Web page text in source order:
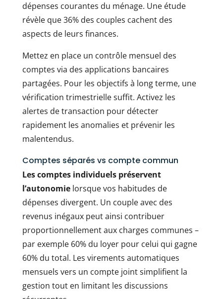
dépenses courantes du ménage. Une étude
révèle que 36% des couples cachent des
aspects de leurs finances.
Mettez en place un contrôle mensuel des
comptes via des applications bancaires
partagées. Pour les objectifs à long terme, une
vérification trimestrielle suffit. Activez les
alertes de transaction pour détecter
rapidement les anomalies et prévenir les
malentendus.
Comptes séparés vs compte commun
Les comptes individuels préservent
l’autonomielorsque vos habitudes de
dépenses divergent. Un couple avec des
revenus inégaux peut ainsi contribuer
proportionnellement aux charges communes –
par exemple 60% du loyer pour celui qui gagne
60% du total. Les virements automatiques
mensuels vers un compte joint simplifient la
gestion tout en limitant les discussions